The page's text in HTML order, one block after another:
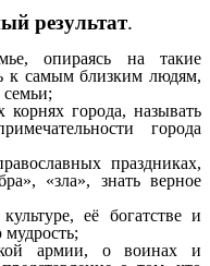
результат.
опираясь на такие
к самым близким людям,
корнях города, называть
города
праздниках,
«зла», знать верное
её богатстве и
армии, о воинах и